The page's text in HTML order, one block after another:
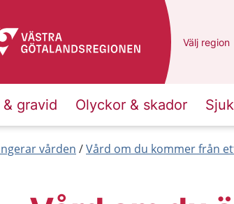
Du har valt
Välj en
region
& gravid Olyckor & skador
vården Vård om du kommer från